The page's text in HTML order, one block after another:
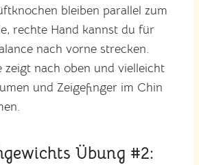
bleiben parallel zum
rechte Hand kannst du für
nach vorne strecken.
zeigt nach oben und vielleicht
und Zeigefinger im Chin
Übung #2: